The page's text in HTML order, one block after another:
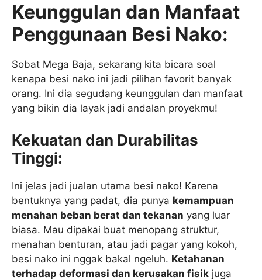
Keunggulan dan Manfaat
Penggunaan Besi Nako:
Sobat Mega Baja, sekarang kita bicara soal
kenapa besi nako ini jadi pilihan favorit banyak
orang. Ini dia segudang keunggulan dan manfaat
yang bikin dia layak jadi andalan proyekmu!
Kekuatan dan Durabilitas
Tinggi:
Ini jelas jadi jualan utama besi nako! Karena
bentuknya yang padat, dia punya kemampuan
menahan beban berat dan tekanan yang luar
biasa. Mau dipakai buat menopang struktur,
menahan benturan, atau jadi pagar yang kokoh,
besi nako ini nggak bakal ngeluh. Ketahanan
terhadap deformasi dan kerusakan fisik juga